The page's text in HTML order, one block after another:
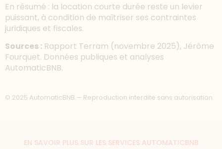
En résumé : la location courte durée reste un levier
puissant, à condition de maîtriser ses contraintes
juridiques et fiscales.
Sources : Rapport Terram (novembre 2025), Jérôme
Fourquet. Données publiques et analyses
AutomaticBNB.
© 2025 AutomaticBNB — Reproduction interdite sans autorisation.
EN SAVOIR PLUS SUR LES SERVICES AUTOMATICBNB